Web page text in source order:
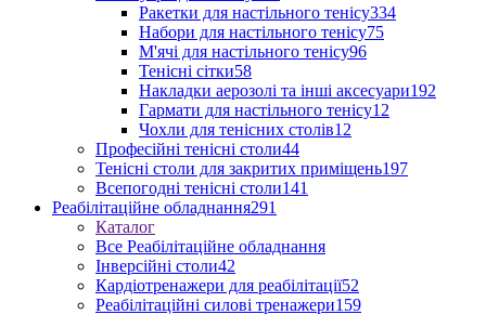
Ракетки для настільного тенісу334
Набори для настільного тенісу75
М'ячі для настільного тенісу96
Тенісні сітки58
Накладки аерозолі та інші аксесуари192
Гармати для настільного тенісу12
Чохли для тенісних столів12
Професійні тенісні столи44
Тенісні столи для закритих приміщень197
Всепогодні тенісні столи141
Реабілітаційне обладнання291
Каталог
Все Реабілітаційне обладнання
Інверсійні столи42
Кардіотренажери для реабілітації52
Реабілітаційні силові тренажери159